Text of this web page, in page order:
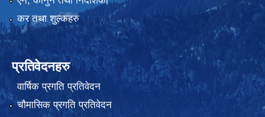
कर तथा शुल्कहरु
प्रतिवेदनहरु
वार्षिक प्रगति प्रतिवेदन
चौमासिक प्रगति प्रतिवेदन